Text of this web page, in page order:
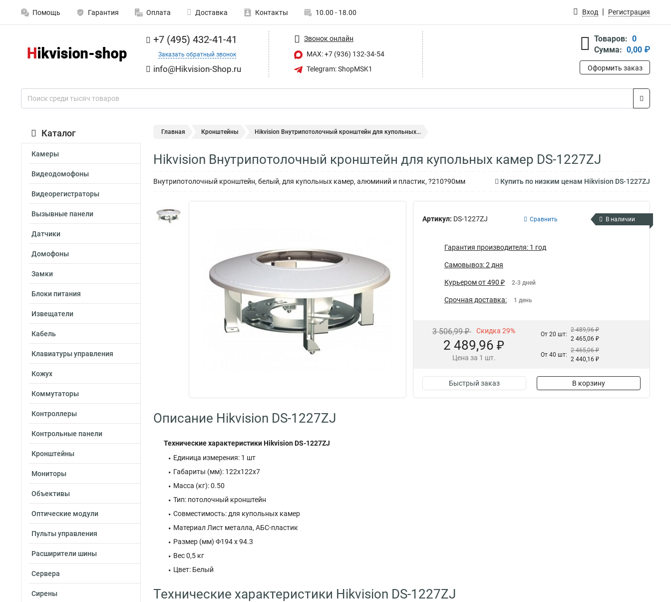
Помощь Гарантия Оплата Доставка Контакты 10.00 - 18.00 Вход Регистрация
+7 (495) 432-41-41
Заказать обратный звонок
info@Hikvision-Shop.ru
Звонок онлайн
MAX: +7 (936) 132-34-54
Telegram: ShopMSK1
Товаров: 0
Сумма: 0,00 ₽
Оформить заказ
Каталог
Камеры
Видеодомофоны
Видеорегистраторы
Вызывные панели
Датчики
Домофоны
Замки
Блоки питания
Извещатели
Кабель
Клавиатуры управления
Кожух
Коммутаторы
Контроллеры
Контрольные панели
Кронштейны
Мониторы
Объективы
Оптические модули
Пульты управления
Расширители шины
Сервера
Сирены
Главная Кронштейны Hikvision Внутрипотолочный кронштейн для купольных...
Hikvision Внутрипотолочный кронштейн для купольных камер DS-1227ZJ
Внутрипотолочный кронштейн, белый, для купольных камер, алюминий и пластик, ?210?90мм Купить по низким ценам Hikvision DS-1227ZJ
Артикул: DS-1227ZJ Сравнить В наличии
Гарантия производителя: 1 год
Самовывоз: 2 дня
Курьером от 490 ₽ 2-3 дней
Срочная доставка: 1 день
3 506,99 ₽ Скидка 29%
2 489,96 ₽
Цена за 1 шт.
От 20 шт:
2 489,96 ₽
2 465,06 ₽
От 40 шт:
2 465,06 ₽
2 440,16 ₽
Быстрый заказ В корзину
Описание Hikvision DS-1227ZJ
Технические характеристики Hikvision DS-1227ZJ
Единица измерения: 1 шт
Габариты (мм): 122x122x7
Масса (кг): 0.50
Тип: потолочный кронштейн
Совместимость: для купольных камер
Материал Лист металла, АБС-пластик
Размер (мм) Φ194 x 94.3
Вес 0,5 кг
Цвет: Белый
Технические характеристики Hikvision DS-1227ZJ